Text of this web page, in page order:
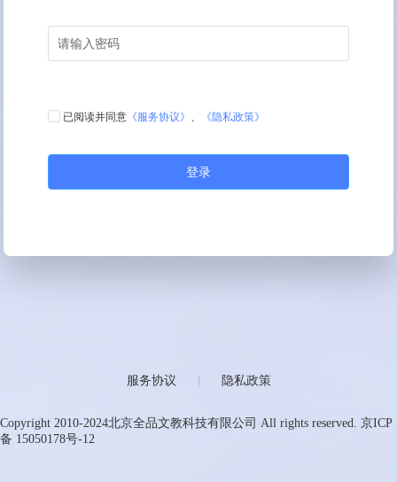
已阅读并同意 《服务协议》 《隐私政策》
登录
服务协议 隐私政策
Copyright 2010-2024北京全品文教科技有限公司 All rights reserved. 京ICP
备 15050178号-12